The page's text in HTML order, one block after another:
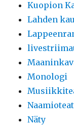
Kuopion
Lahden
Monologi
Näty